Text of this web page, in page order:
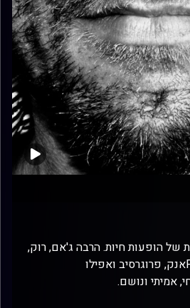
של הופעות חיות. הרבה ג'אם, רוק,
בלוז, bluegrass, ג'אז, Fאנק, פרוגרסיב ואפילו
אמיתי ונושם.